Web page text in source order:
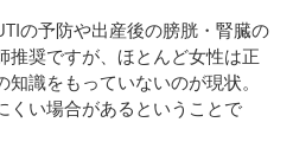
の予防や出産後の膀胱・腎臓の
推奨ですが、ほとんど女性は正
識をもっていないのが現状。
くい場合があるということで